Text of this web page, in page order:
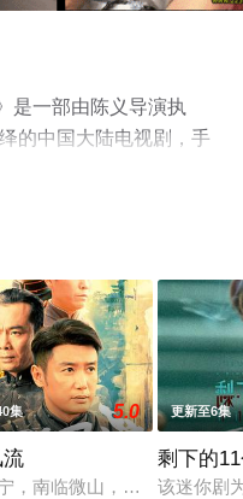
是一部由陈义导演执
的中国大陆电视剧，手
剧全集来上天堂电影网
述黎长欢团队赴外种植菌
集 5.0
，南临微山，东辖曲阜，大
更新至6集
剩下的
该迷你剧